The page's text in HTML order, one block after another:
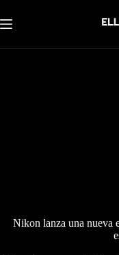
al
contenido
Nikon lanza una nueva